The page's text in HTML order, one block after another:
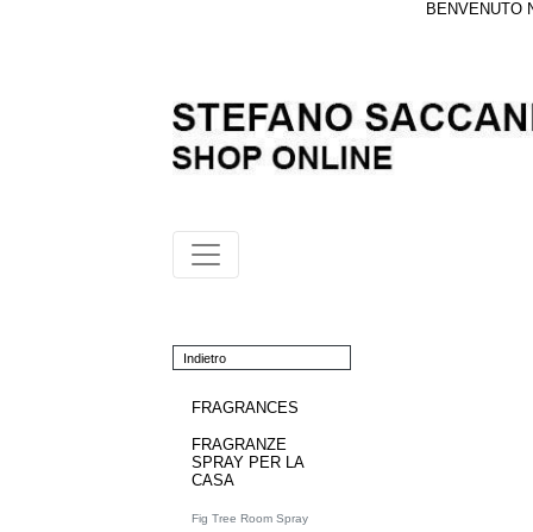
BENVENUTO
Indietro
FRAGRANCES
FRAGRANZE
SPRAY PER LA
CASA
Fig Tree Room Spray